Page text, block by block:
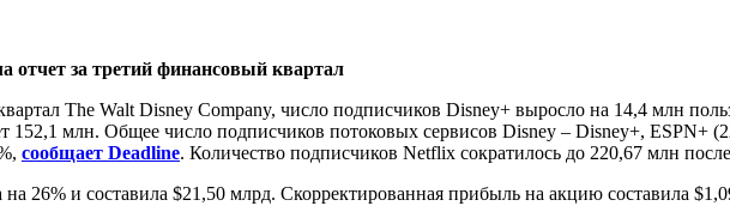
отчет за третий финансовый квартал
The Walt Disney Company, число подписчиков Disney+ выросло на 14,4 млн
152,1 млн. Общее число подписчиков потоковых сервисов Disney – Disney+,
сообщает Deadline. Количество подписчиков Netflix сократилось до 220,67 млн
26% и составила $21,50 млрд. Скорректированная прибыль на акцию составила